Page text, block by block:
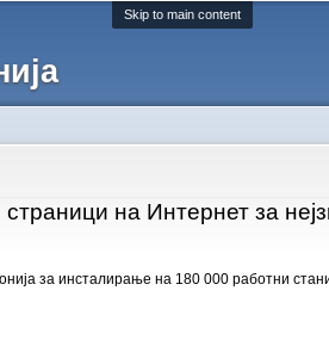
Skip to main content
на Интернет за
за инсталирање на 180 000 работни